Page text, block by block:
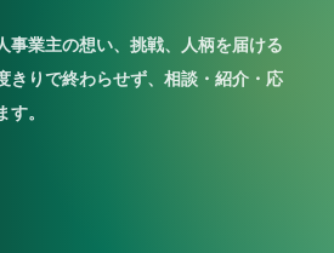
事業主の想い、挑戦、人柄を届ける
きりで終わらせず、相談・紹介・応
。